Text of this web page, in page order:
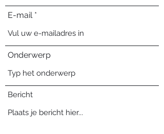
E-mail
Onderwerp
Bericht